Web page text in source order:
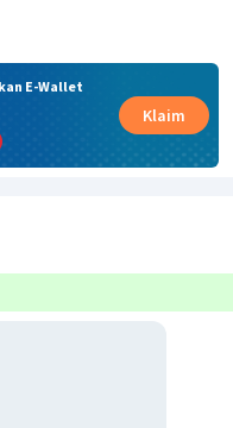
E-Wallet
Klaim